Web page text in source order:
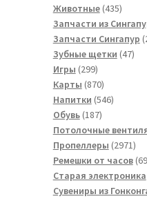
товара
Животные 435435
Запчасти из
Запчасти Сингапур
Зубные щетки 4747
Игры 299299
товаров
Карты 870870
товаров
Напитки 546546
Обувь 187187
товаров
Потолочные
Пропеллеры 29712971
Ремешки от часов
Старая электроника
Сувениры из